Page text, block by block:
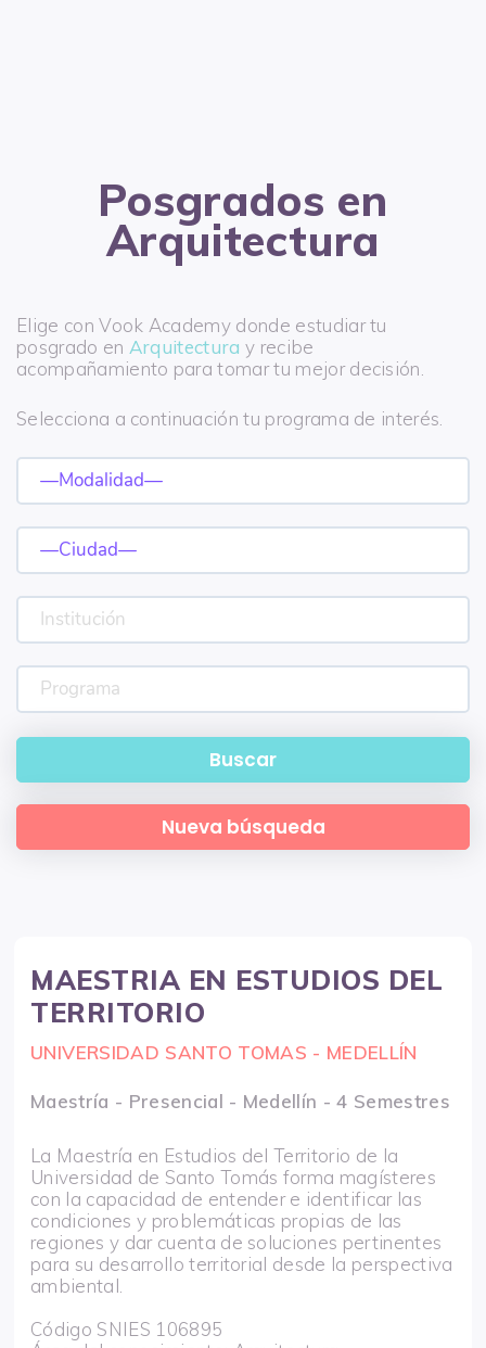
Posgrados en
Arquitectura
Elige con Vook Academy donde estudiar tu
posgrado en Arquitectura y recibe
acompañamiento para tomar tu mejor decisión.
Selecciona a continuación tu programa de interés.
MAESTRIA EN ESTUDIOS DEL
TERRITORIO
UNIVERSIDAD SANTO TOMAS - MEDELLÍN
Maestría - Presencial - Medellín - 4 Semestres
La Maestría en Estudios del Territorio de la
Universidad de Santo Tomás forma magísteres
con la capacidad de entender e identificar las
condiciones y problemáticas propias de las
regiones y dar cuenta de soluciones pertinentes
para su desarrollo territorial desde la perspectiva
ambiental.
Código SNIES 106895